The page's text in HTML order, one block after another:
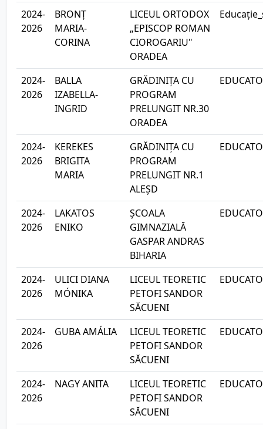
2024-
2026
BRONȚ
MARIA-
CORINA
LICEUL ORTODOX
„EPISCOP ROMAN
CIOROGARIU"
ORADEA
2024-
2026
BALLA
IZABELLA-
INGRID
GRĂDINIȚA CU
PROGRAM
PRELUNGIT NR.30
ORADEA
2024-
2026
KEREKES
BRIGITA
MARIA
GRĂDINIȚA CU
PROGRAM
PRELUNGIT NR.1
ALEȘD
2024-
2026
LAKATOS
ENIKO
ȘCOALA
GIMNAZIALĂ
GASPAR ANDRAS
BIHARIA
2024-
2026
ULICI DIANA
MÓNIKA
LICEUL TEORETIC
PETOFI SANDOR
SĂCUENI
2024-
2026
GUBA AMÁLIA
LICEUL TEORETIC
PETOFI SANDOR
SĂCUENI
2024-
2026
NAGY ANITA
LICEUL TEORETIC
PETOFI SANDOR
SĂCUENI